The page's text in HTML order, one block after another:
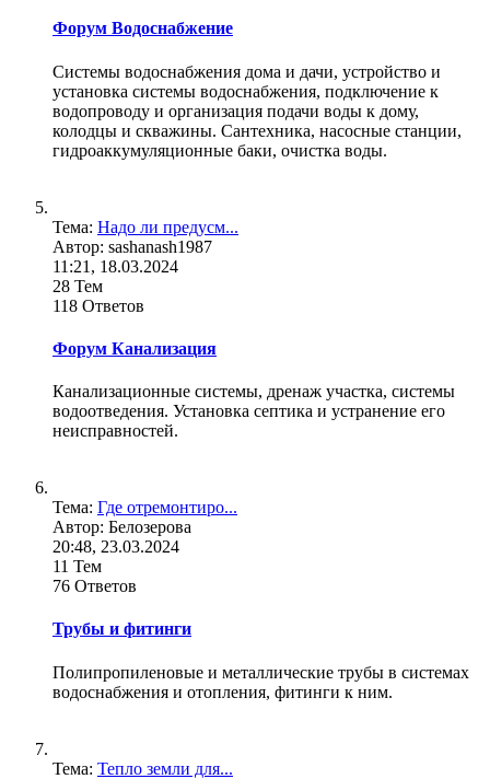
Форум Водоснабжение
Системы водоснабжения дома и дачи, устройство и
установка системы водоснабжения, подключение к
водопроводу и организация подачи воды к дому,
колодцы и скважины. Сантехника, насосные станции,
гидроаккумуляционные баки, очистка воды.
Тема: Надо ли предусм...
Автор: sashanash1987
11:21, 18.03.2024
28 Тем
118 Ответов
Форум Канализация
Канализационные системы, дренаж участка, системы
водоотведения. Установка септика и устранение его
неисправностей.
Тема: Где отремонтиро...
Автор: Белозерова
20:48, 23.03.2024
11 Тем
76 Ответов
Трубы и фитинги
Полипропиленовые и металлические трубы в системах
водоснабжения и отопления, фитинги к ним.
Тема: Тепло земли для...